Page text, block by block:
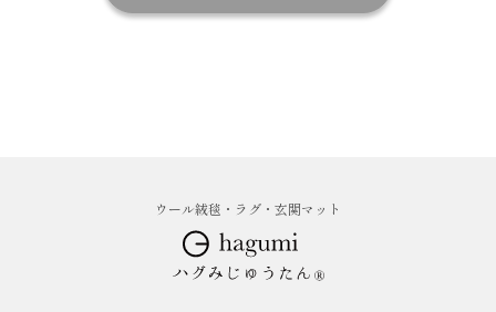
ウール絨毯・ラグ・玄関マット